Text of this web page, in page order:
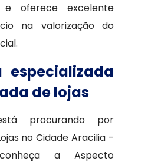
e oferece excelente
na valorização do
especializada
de lojas
procurando por
no Cidade Aracilia -
a Aspecto